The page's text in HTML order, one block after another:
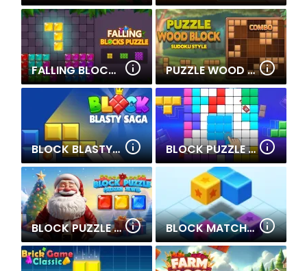
FALLING BLOCKS PUZZLE PUZZLE WOOD BLOCK
BLOCK BLASTY SAGA BLOCK PUZZLE MASTER
BLOCK PUZZLE - FROZEN JEWEL BLOCK MATCH 8X8